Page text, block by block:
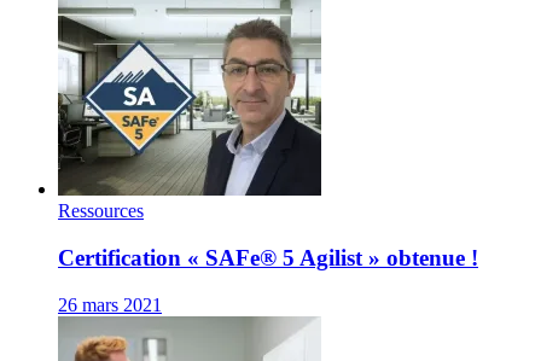
Ressources
Certification « SAFe® 5 Agilist » obtenue !
26 mars 2021